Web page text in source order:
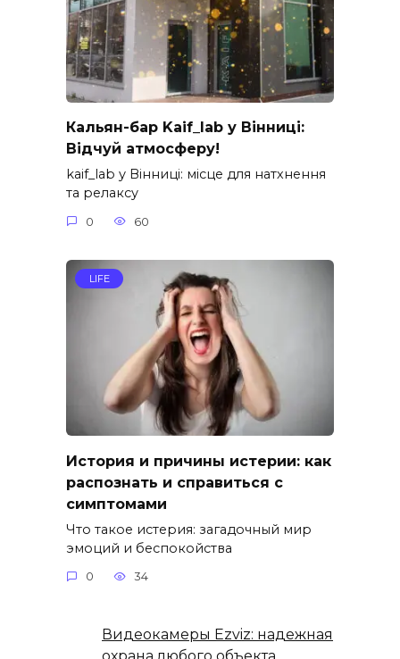
Кальян-бар Kaif_lab у Вінниці:
Відчуй атмосферу!
kaif_lab у Вінниці: місце для натхнення
та релаксу
0 60
LIFE
История и причины истерии: как
распознать и справиться с
симптомами
Что такое истерия: загадочный мир
эмоций и беспокойства
0 34
Видеокамеры Ezviz: надежная